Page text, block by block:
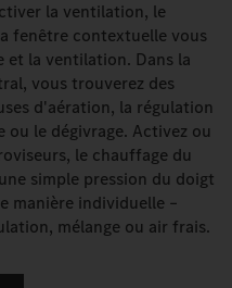
la ventilation, le
fenêtre contextuelle vous
et la ventilation. Dans la
vous trouverez des
d'aération, la régulation
le dégivrage. Activez ou
le chauffage du
simple pression du doigt
manière individuelle –
mélange ou air frais.